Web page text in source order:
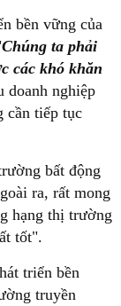
bền vững của
Chúng ta phải
các khó khăn
nghiệp
cần tiếp tục
bất động
ra, rất mong
hạng thị trường
tốt".
triển bền
truyền